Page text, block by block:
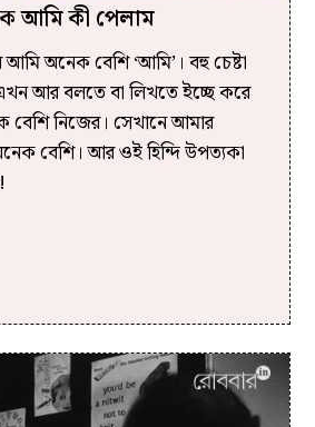
আমি কী পেলাম
অনেক বেশি ‘আমি’। বহু চেষ্টা
আর বলতে বা লিখতে ইচ্ছে করে
বেশি নিজের। সেখানে আমার
বেশি। আর ওই হিন্দি উপত্যকা